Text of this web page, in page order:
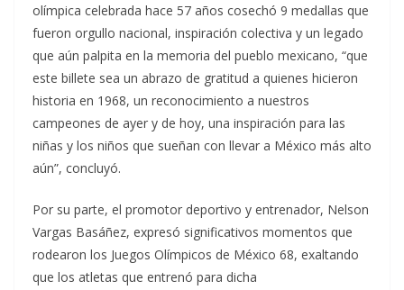
olímpica celebrada hace 57 años cosechó 9 medallas que
fueron orgullo nacional, inspiración colectiva y un legado
que aún palpita en la memoria del pueblo mexicano, “que
este billete sea un abrazo de gratitud a quienes hicieron
historia en 1968, un reconocimiento a nuestros
campeones de ayer y de hoy, una inspiración para las
niñas y los niños que sueñan con llevar a México más alto
aún”, concluyó.
Por su parte, el promotor deportivo y entrenador, Nelson
Vargas Basáñez, expresó significativos momentos que
rodearon los Juegos Olímpicos de México 68, exaltando
que los atletas que entrenó para dicha